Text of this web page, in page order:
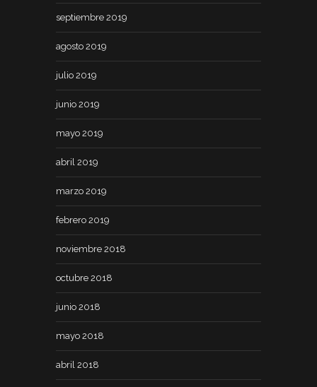
septiembre 2019
agosto 2019
julio 2019
junio 2019
mayo 2019
abril 2019
marzo 2019
febrero 2019
noviembre 2018
octubre 2018
junio 2018
mayo 2018
abril 2018